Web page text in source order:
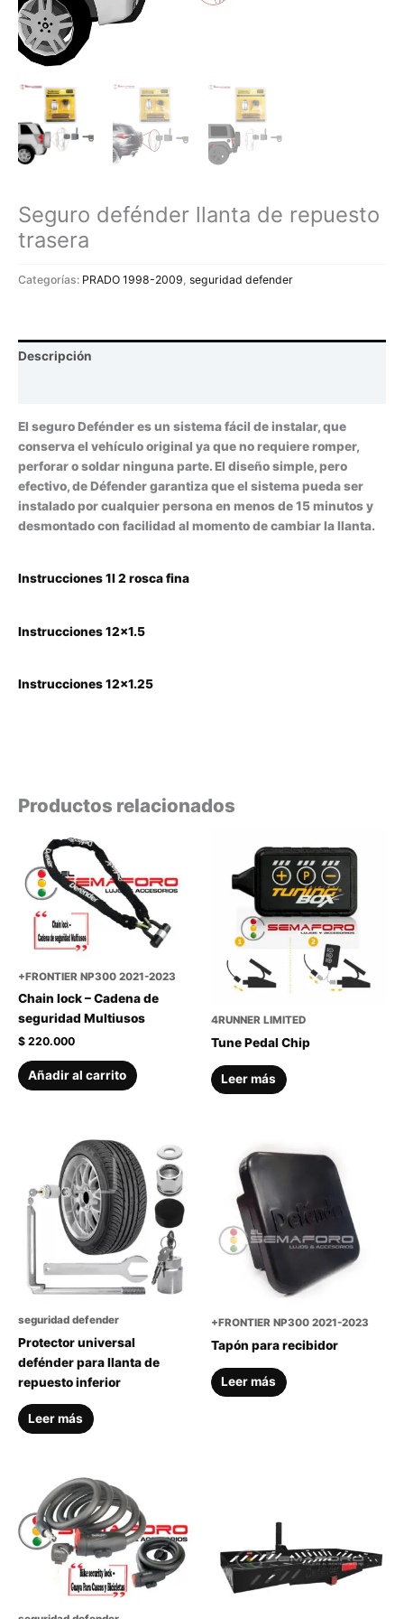
Seguro defénder llanta de repuesto
trasera
Categorías: PRADO 1998-2009, seguridad defender
Descripción
El seguro Defénder es un sistema fácil de instalar, que
conserva el vehículo original ya que no requiere romper,
perforar o soldar ninguna parte. El diseño simple, pero
efectivo, de Défender garantiza que el sistema pueda ser
instalado por cualquier persona en menos de 15 minutos y
desmontado con facilidad al momento de cambiar la llanta.
Instrucciones 1I 2 rosca fina
Instrucciones 12×1.5
Instrucciones 12×1.25
Productos relacionados
+FRONTIER NP300 2021-2023
Chain lock – Cadena de
seguridad Multiusos
$ 220.000
Añadir al carrito
4RUNNER LIMITED
Tune Pedal Chip
Leer más
seguridad defender
Protector universal
defénder para llanta de
repuesto inferior
Leer más
+FRONTIER NP300 2021-2023
Tapón para recibidor
Leer más